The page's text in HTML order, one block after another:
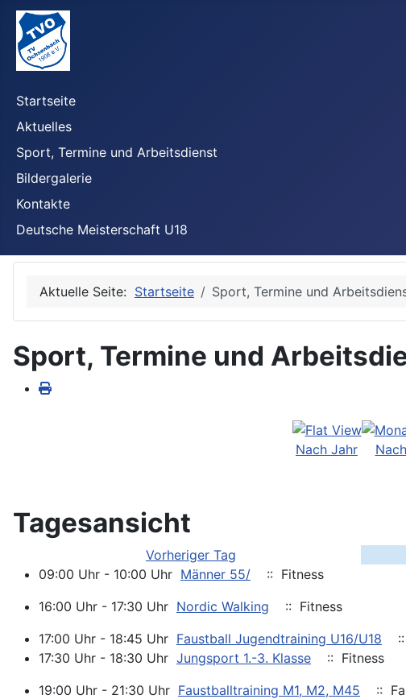
Startseite
Aktuelles
Sport, Termine und Arbeitsdienst
Bildergalerie
Kontakte
Deutsche Meisterschaft U18
Aktuelle Seite: Startseite Sport, Termine und
Sport, Termine und
Nach Jahr
Tagesansicht
Vorheriger Tag
09:00 Uhr - 10:00 Uhr Männer 55/
:: Fitness
16:00 Uhr - 17:30 Uhr Nordic Walking
:: Fitness
17:00 Uhr - 18:45 Uhr Faustball Jugendtraining U16/U18
17:30 Uhr - 18:30 Uhr Jungsport 1.-3. Klasse
:: Fitness
19:00 Uhr - 21:30 Uhr Faustballtraining M1, M2, M45
::